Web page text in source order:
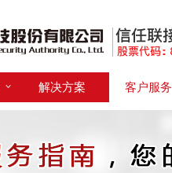
解决方案 客户服务